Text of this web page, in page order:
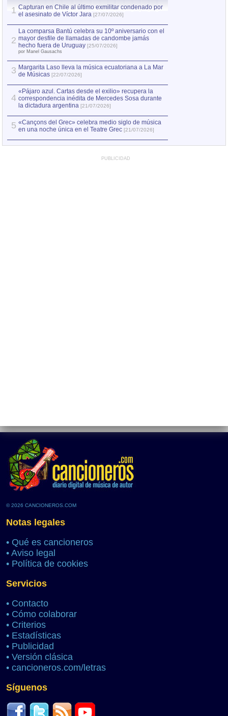
1 Capturan en Chile al último exmilitar condenado por
el asesinato de Víctor Jara [27/07/2026]
2
La comparsa Bantú celebra su 10º aniversario con el
mayor desfile de llamadas de candombe jamás
hecho fuera de Uruguay [25/07/2026]
por Manel Gausachs
3 Margarita Laso lleva la música ecuatoriana a La Mar
de Músicas [22/07/2026]
4
«Pájaro azul. Cartas desde el exilio» recupera la
correspondencia inédita de Mercedes Sosa durante
la dictadura argentina [21/07/2026]
5 «Cançons del Grec» celebra medio siglo de música
en una noche única en el Teatre Grec [21/07/2026]
PUBLICIDAD
© 2026 CANCIONEROS.COM
Notas legales
• Qué es cancioneros
• Aviso legal
• Política de cookies
Servicios
• Contacto
• Cómo colaborar
• Criterios
• Estadísticas
• Publicidad
• Versión clásica
• cancioneros.com/letras
Síguenos